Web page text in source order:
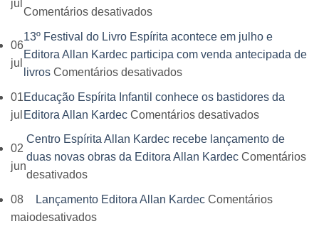
jul
Comentários desativadosem
13º
do
da
Editora
Allan
Kardec
autores
06
jul
13º Festival do Livro Espírita acontece em julho e
Editora Allan Kardec participa com venda antecipada de
livros Comentários desativadosem
Livro
Espírita
em
01
jul
Educação Espírita Infantil conhece os bastidores da
Editora Allan Kardec Comentários desativadosem
Educação
Espírita
os
02
jun
Centro Espírita Allan Kardec recebe lançamento de
duas novas obras da Editora Allan Kardec Comentários
desativadosem
08
maio
Lançamento Editora Allan Kardec Comentários
desativadosem